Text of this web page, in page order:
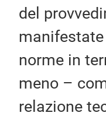
del
norme in
meno –
relazione